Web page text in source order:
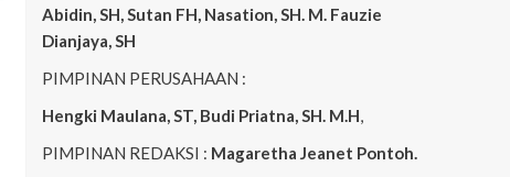
Abidin, SH, Sutan FH, Nasation, SH. M. Fauzie
Dianjaya, SH
PIMPINAN PERUSAHAAN :
Hengki Maulana, ST, Budi Priatna, SH. M.H,
PIMPINAN REDAKSI : Magaretha Jeanet Pontoh.